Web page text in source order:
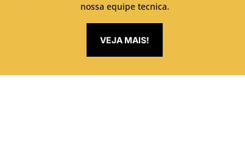
nossa equipe tecnica.
VEJA MAIS!